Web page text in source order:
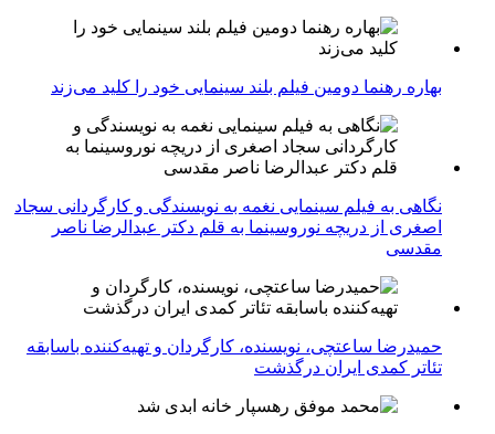
بهاره رهنما دومین فیلم بلند سینمایی خود را کلید می‌زند
نگاهی به فیلم سینمایی نغمه به نویسندگی و کارگردانی سجاد
اصغری از دریچه نوروسینما به قلم دکتر عبدالرضا ناصر
مقدسی
حمیدرضا ساعتچی، نویسنده، کارگردان و تهیه‌کننده باسابقه
تئاتر کمدی ایران درگذشت